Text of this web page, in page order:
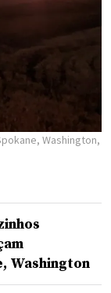
Washington,
Washington